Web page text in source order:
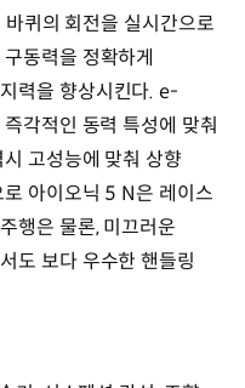
퀴의 회전을 실시간으로
동력을 정확하게
력을 향상시킨다. e-
각적인 동력 특성에 맞춰
고성능에 맞춰 상향
아이오닉 5 N은 레이스
행은 물론, 미끄러운
도 보다 우수한 핸들링